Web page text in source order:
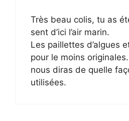
Très beau colis, tu as
sent d’ici l’air marin.
Les paillettes d’algues
pour le moins
nous diras de quelle
utilisées.